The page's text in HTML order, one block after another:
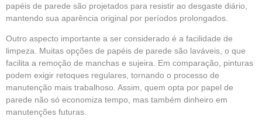
papéis de parede são projetados para resistir ao desgaste diário,
mantendo sua aparência original por períodos prolongados.
Outro aspecto importante a ser considerado é a facilidade de
limpeza. Muitas opções de papéis de parede são laváveis, o que
facilita a remoção de manchas e sujeira. Em comparação, pinturas
podem exigir retoques regulares, tornando o processo de
manutenção mais trabalhoso. Assim, quem opta por papel de
parede não só economiza tempo, mas também dinheiro em
manutenções futuras.